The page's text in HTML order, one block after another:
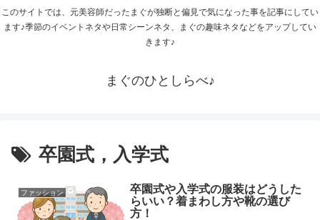
このサイトでは、元美容師だったまぐが独断と偏見で気になった事を記事にしてい
ます♪季節のイベントネタや日常シーンネタ、まぐの趣味ネタなどをアップしてい
きます♪
まぐのひとしらべ♪
卒園式，入学式
ファッション
卒園式や入学式の服装はどうした
らいい？着まわし方や靴の選び
方！